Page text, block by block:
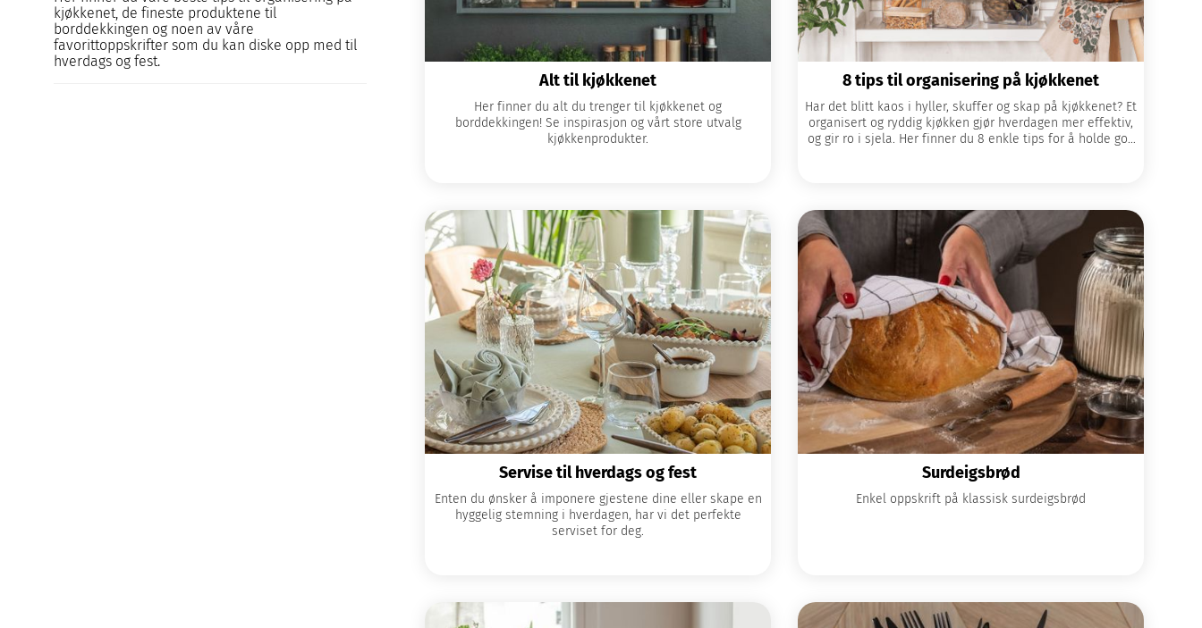
kjøkkenet, de fineste produktene til
borddekkingen og noen av våre
favorittoppskrifter som du kan diske opp med til
hverdags og fest.
Alt til kjøkkenet
Her finner du alt du trenger til kjøkkenet og
borddekkingen! Se inspirasjon og vårt store utvalg
kjøkkenprodukter.
8 tips til organisering på kjøkkenet
Har det blitt kaos i hyller, skuffer og skap på kjøkkenet? Et
organisert og ryddig kjøkken gjør hverdagen mer effektiv,
og gir ro i sjela. Her finner du 8 enkle tips for å holde god
Servise til hverdags og fest
Enten du ønsker å imponere gjestene dine eller skape en
hyggelig stemning i hverdagen, har vi det perfekte
serviset for deg.
Surdeigsbrød
Enkel oppskrift på klassisk surdeigsbrød